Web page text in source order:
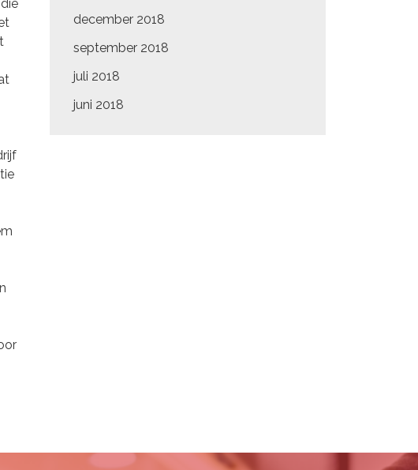
december 2018
september 2018
juli 2018
juni 2018